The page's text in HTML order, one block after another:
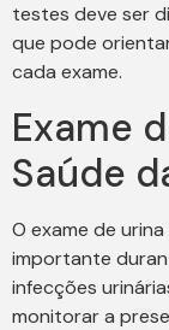
testes deve ser
que pode
cada exame.
Exame
Saúde
O exame de
importante
infecções
monitorar a